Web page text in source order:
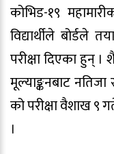
कोभिड-१९
विद्यार्थीले बोर्डले
परीक्षा दिएका हुन्
मूल्याङ्कनबाट
को परीक्षा वैशाख ९
।